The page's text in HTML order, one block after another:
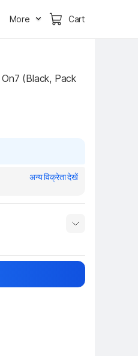
More Cart
(Black, Pack
अन्य विक्रेता देखें